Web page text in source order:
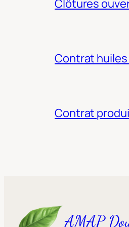
Clôtures
Contrat
Contrat
AMAP